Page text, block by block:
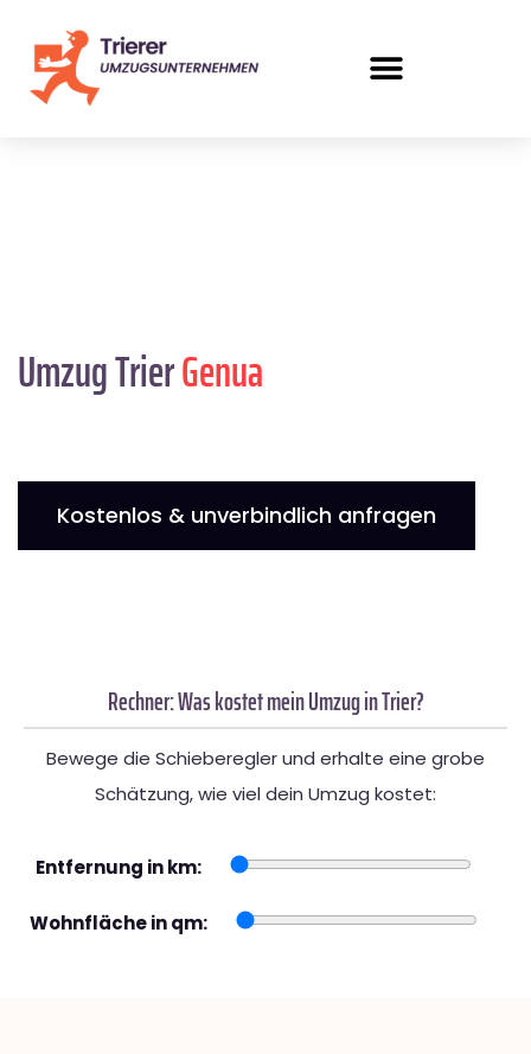
Umzug TrierGenua
Kostenlos & unverbindlich anfragen
Rechner: Was kostet mein Umzug in Trier?
Bewege die Schieberegler und erhalte eine grobe
Schätzung, wie viel dein Umzug kostet:
Entfernung in km:
Wohnfläche in qm: